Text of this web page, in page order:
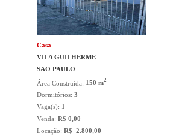
Casa
VILA GUILHERME
SAO PAULO
Área Construída: 150 m2
Dormitórios:3
Vaga(s): 1
Venda:R$ 0,00
Locação:R$ 2.800,00